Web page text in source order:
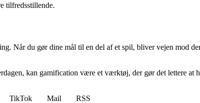
tilfredsstillende.
Når du gør dine mål til en del af et spil, bliver vejen mod
kan gamification være et værktøj, der gør det lettere at
TikTok Mail
RSS